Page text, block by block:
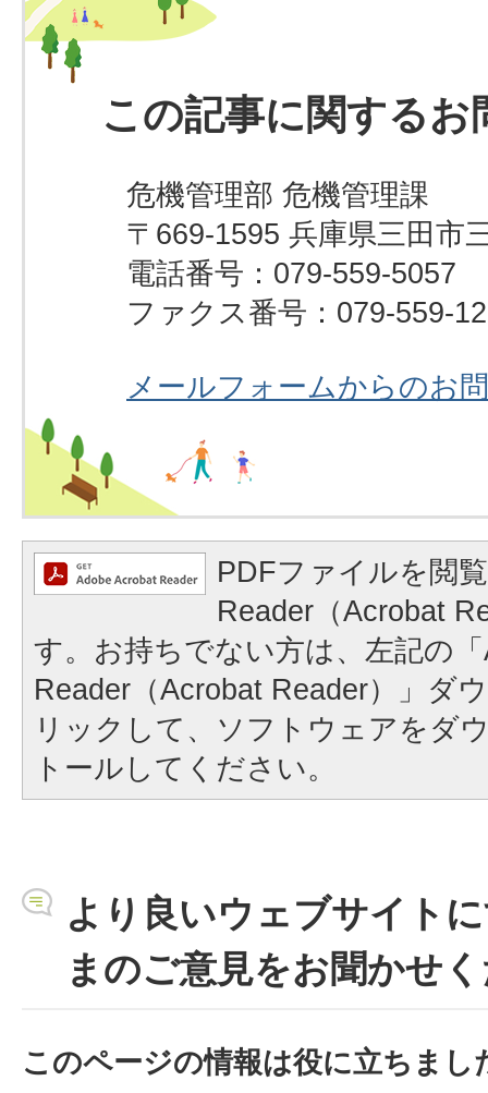
この記事に関するお
危機管理部 危機管理課
〒669-1595 兵庫県三田市
電話番号：079-559-5057
ファクス番号：079-559-
メールフォームからのお
PDFファイルを閲
Reader（Acrobat
す。お持ちでない方は、左記の
Reader（Acrobat Reader）」ダ
リックして、ソフトウェアをダ
トールしてください。
より良いウェブサイト
まのご意見をお聞かせ
このページの情報は役に立ちまし